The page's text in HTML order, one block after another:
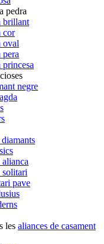
pedra
brillant
cor
oval
pera
princesa
negre
alianca
solitari
pave
les aliances de casament